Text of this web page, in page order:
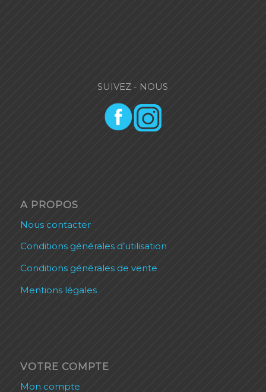
SUIVEZ - NOUS
A PROPOS
Nous contacter
Conditions générales d’utilisation
Conditions générales de vente
Mentions légales
VOTRE COMPTE
Mon compte